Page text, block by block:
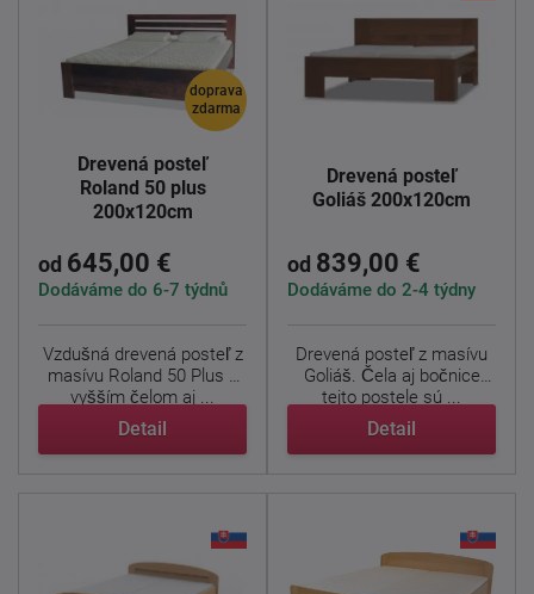
doprava
zdarma
Drevená posteľ
Roland 50 plus
200x120cm
od 645,00 €
Dodáváme do 6-7 týdnů
Vzdušná drevená posteľ z
masívu Roland 50 Plus s
vyšším čelom aj ...
Detail
Drevená posteľ
Goliáš 200x120cm
od 839,00 €
Dodáváme do 2-4 týdny
Drevená posteľ z masívu
Goliáš. Čela aj bočnice
tejto postele sú ...
Detail